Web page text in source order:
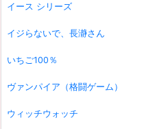
イース シリーズ
イジらないで、長瀞さん
いちご100％
ヴァンパイア（格闘ゲーム）
ウィッチウォッチ